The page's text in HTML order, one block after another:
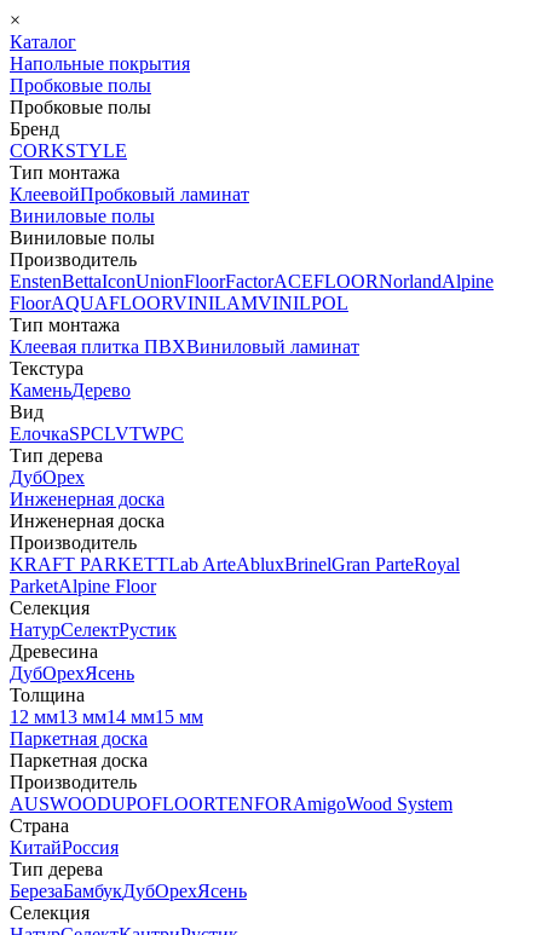
×
Каталог
Напольные покрытия
Пробковые полы
Пробковые полы
Бренд
CORKSTYLE
Тип монтажа
КлеевойПробковый ламинат
Виниловые полы
Виниловые полы
Производитель
EnstenBettaIconUnionFloorFactorACEFLOORNorlandAlpine
FloorAQUAFLOORVINILAMVINILPOL
Тип монтажа
Клеевая плитка ПВХВиниловый ламинат
Текстура
КаменьДерево
Вид
ЕлочкаSPCLVTWPC
Тип дерева
ДубОрех
Инженерная доска
Инженерная доска
Производитель
KRAFT PARKETTLab ArteAbluxBrinelGran ParteRoyal
ParketAlpine Floor
Селекция
НатурСелектРустик
Древесина
ДубОрехЯсень
Толщина
12 мм13 мм14 мм15 мм
Паркетная доска
Паркетная доска
Производитель
AUSWOODUPOFLOORTENFORAmigoWood System
Страна
КитайРоссия
Тип дерева
БерезаБамбукДубОрехЯсень
Селекция